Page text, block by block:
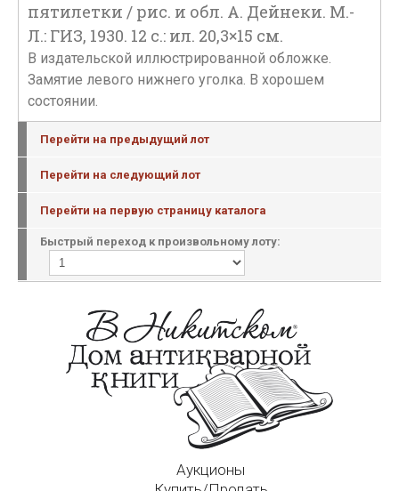
пятилетки / рис. и обл. А. Дейнеки. М.-
Л.: ГИЗ, 1930. 12 с.: ил. 20,3×15 см.
В издательской иллюстрированной обложке.
Замятие левого нижнего уголка. В хорошем
состоянии.
Перейти на предыдущий лот
Перейти на следующий лот
Перейти на первую страницу каталога
Быстрый переход к произвольному лоту:
Аукционы